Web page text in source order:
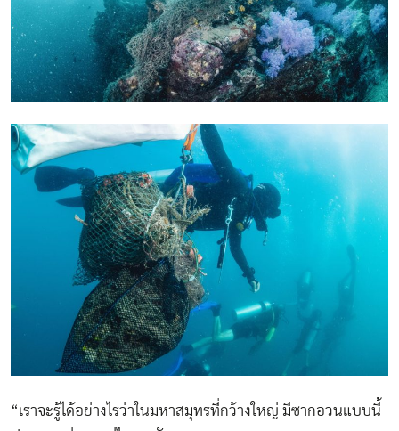
“เราจะรู้ได้อย่างไรว่าในมหาสมุทรที่กว้างใหญ่ มีซากอวนแบบนี้